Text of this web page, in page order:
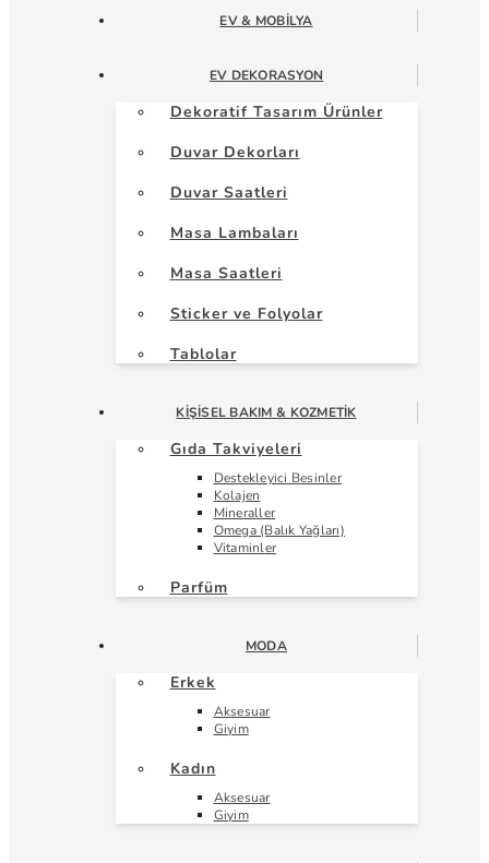
EV & MOBILYA
EV DEKORASYON
Dekoratif Tasarım Ürünler
Duvar Dekorları
Duvar Saatleri
Masa Lambaları
Masa Saatleri
Sticker ve Folyolar
Tablolar
KIŞISEL BAKIM & KOZMETIK
Gıda Takviyeleri
Destekleyici Besinler
Kolajen
Mineraller
Omega (Balık Yağları)
Vitaminler
Parfüm
MODA
Erkek
Aksesuar
Giyim
Kadın
Aksesuar
Giyim